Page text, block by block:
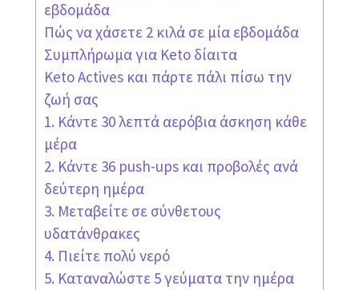
εβδομάδα
Πώς να χάσετε 2 κιλά σε μία εβδομάδα
Συμπλήρωμα για Keto δίαιτα
Keto Actives και πάρτε πάλι πίσω την
ζωή σας
1. Κάντε 30 λεπτά αερόβια άσκηση κάθε
μέρα
2. Κάντε 36 push-ups και προβολές ανά
δεύτερη ημέρα
3. Μεταβείτε σε σύνθετους
υδατάνθρακες
4. Πιείτε πολύ νερό
5. Καταναλώστε 5 γεύματα την ημέρα